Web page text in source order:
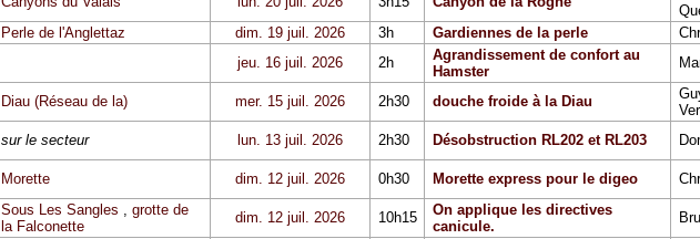
Perle de l'Anglettaz dim. 19 juil. 2026 3h Gardiennes de la perle
jeu. 16 juil. 2026
2h
Agrandissement de confort au
Hamster
Diau (Réseau de la) mer. 15 juil. 2026 2h30 douche froide à la Diau
sur le secteur lun. 13 juil. 2026 2h30 Désobstruction RL202 et RL203
Morette dim. 12 juil. 2026 0h30 Morette express pour le digeo
Sous Les Sangles , grotte de
la Falconette
dim. 12 juil. 2026 10h15
On applique les directives
canicule.